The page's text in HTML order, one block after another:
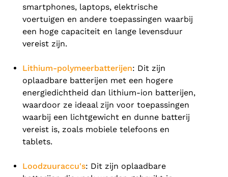
smartphones, laptops, elektrische
voertuigen en andere toepassingen waarbij
een hoge capaciteit en lange levensduur
vereist zijn.
Lithium-polymeerbatterijen: Dit zijn
oplaadbare batterijen met een hogere
energiedichtheid dan lithium-ion batterijen,
waardoor ze ideaal zijn voor toepassingen
waarbij een lichtgewicht en dunne batterij
vereist is, zoals mobiele telefoons en
tablets.
Loodzuuraccu's: Dit zijn oplaadbare